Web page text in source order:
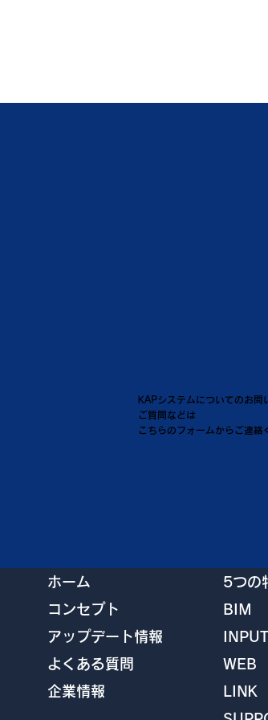
KAPシステムについてのお問
ご質問などは
こちらのフォームからご連絡
ホーム
コンセプト
アップデート情報
よくある質問
企業情報
5つの
BIM
INPUT
WEB
LINK